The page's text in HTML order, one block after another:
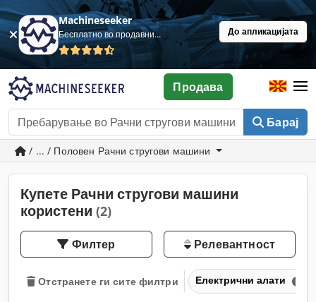
Machineseeker
Бесплатно во продавница До апликацијата
Барај
Продава
/ ... / Половен Рачни стругови машини
Купете Рачни стругови машини
користени (2)
Филтер Релевантност
Отстранете ги сите филтри Електрични алати